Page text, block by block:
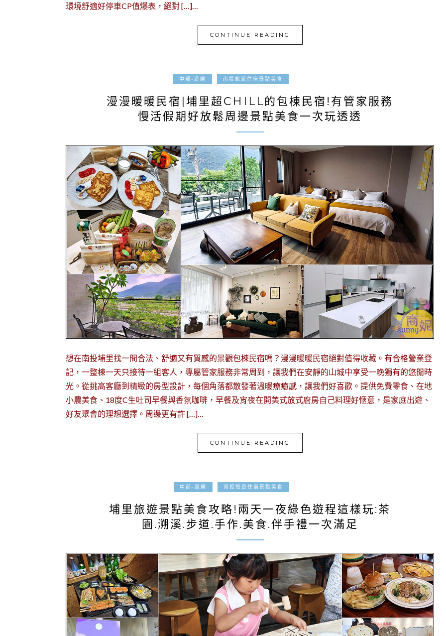
環境舒適好停車CP值爆表，絕對 […]…
CONTINUE READING
中部-遊樂 南投旅遊住宿景點美食
漫漫暖暖民宿|埔里超CHILL的包棟民宿!有管家服務
慢活假期好放鬆周邊景點美食一次玩透透
想在南投埔里找一間合法、舒適又有質感的景觀包棟民宿嗎？漫漫暖暖民宿絕對值得收藏。有合格營業登
記，一整棟一天只接待一組客人，專屬管家服務非常周到，讓我們在安靜的山城中享受一晚獨有的悠閒時
光。從挑高客廳到精緻的房型設計，每個角落都散發著溫暖療癒感，讓我們好喜歡。提供免費零食、在地
小農美食、18度C生吐司早餐與香氛咖啡，早餐及宵夜在開美式放式廚房自己料理好愜意，是家庭出遊、
好友聚會的理想選擇。周邊更有許 […]…
CONTINUE READING
中部-遊樂 南投旅遊住宿景點美食
埔里旅遊景點美食攻略!兩天一夜綠色遊程這樣玩:茶
園.溯溪.步道.手作.美食.伴手禮一次滿足